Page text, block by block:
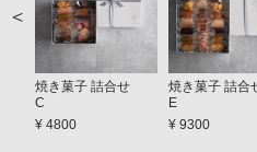
焼き菓子 詰合せ
C
¥ 4800
焼き菓子 詰
E
¥ 9300